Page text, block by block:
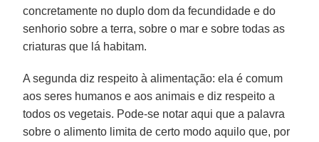
concretamente no duplo dom da fecundidade e do
senhorio sobre a terra, sobre o mar e sobre todas as
criaturas que lá habitam.
A segunda diz respeito à alimentação: ela é comum
aos seres humanos e aos animais e diz respeito a
todos os vegetais. Pode-se notar aqui que a palavra
sobre o alimento limita de certo modo aquilo que, por